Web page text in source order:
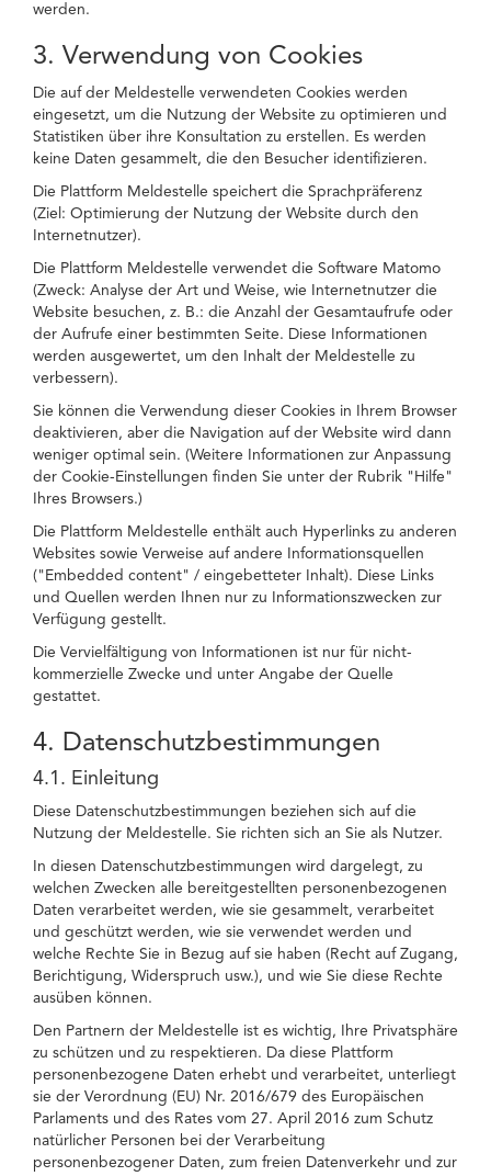
werden.
3. Verwendung von Cookies
Die auf der Meldestelle verwendeten Cookies werden
eingesetzt, um die Nutzung der Website zu optimieren und
Statistiken über ihre Konsultation zu erstellen. Es werden
keine Daten gesammelt, die den Besucher identifizieren.
Die Plattform Meldestelle speichert die Sprachpräferenz
(Ziel: Optimierung der Nutzung der Website durch den
Internetnutzer).
Die Plattform Meldestelle verwendet die Software Matomo
(Zweck: Analyse der Art und Weise, wie Internetnutzer die
Website besuchen, z. B.: die Anzahl der Gesamtaufrufe oder
der Aufrufe einer bestimmten Seite. Diese Informationen
werden ausgewertet, um den Inhalt der Meldestelle zu
verbessern).
Sie können die Verwendung dieser Cookies in Ihrem Browser
deaktivieren, aber die Navigation auf der Website wird dann
weniger optimal sein. (Weitere Informationen zur Anpassung
der Cookie-Einstellungen finden Sie unter der Rubrik "Hilfe"
Ihres Browsers.)
Die Plattform Meldestelle enthält auch Hyperlinks zu anderen
Websites sowie Verweise auf andere Informationsquellen
("Embedded content" / eingebetteter Inhalt). Diese Links
und Quellen werden Ihnen nur zu Informationszwecken zur
Verfügung gestellt.
Die Vervielfältigung von Informationen ist nur für nicht-
kommerzielle Zwecke und unter Angabe der Quelle
gestattet.
4. Datenschutzbestimmungen
4.1. Einleitung
Diese Datenschutzbestimmungen beziehen sich auf die
Nutzung der Meldestelle. Sie richten sich an Sie als Nutzer.
In diesen Datenschutzbestimmungen wird dargelegt, zu
welchen Zwecken alle bereitgestellten personenbezogenen
Daten verarbeitet werden, wie sie gesammelt, verarbeitet
und geschützt werden, wie sie verwendet werden und
welche Rechte Sie in Bezug auf sie haben (Recht auf Zugang,
Berichtigung, Widerspruch usw.), und wie Sie diese Rechte
ausüben können.
Den Partnern der Meldestelle ist es wichtig, Ihre Privatsphäre
zu schützen und zu respektieren. Da diese Plattform
personenbezogene Daten erhebt und verarbeitet, unterliegt
sie der Verordnung (EU) Nr. 2016/679 des Europäischen
Parlaments und des Rates vom 27. April 2016 zum Schutz
natürlicher Personen bei der Verarbeitung
personenbezogener Daten, zum freien Datenverkehr und zur